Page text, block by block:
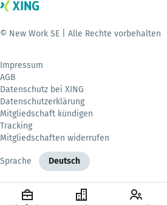
© New Work SE | Alle Rechte vorbehalten
Impressum
AGB
Datenschutz bei XING
Datenschutzerklärung
Mitgliedschaft kündigen
Tracking
Mitgliedschaften widerrufen
Sprache Deutsch